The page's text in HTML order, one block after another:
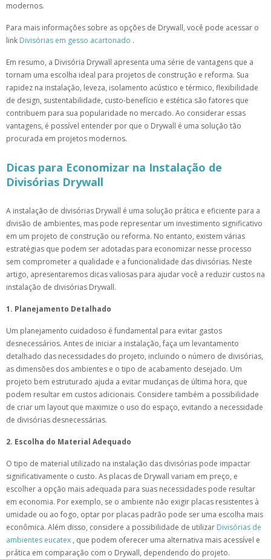
modernos.
Para mais informações sobre as opções de Drywall, você pode acessar o
link Divisórias em gesso acartonado .
Em resumo, a Divisória Drywall apresenta uma série de vantagens que a
tornam uma escolha ideal para projetos de construção e reforma. Sua
rapidez na instalação, leveza, isolamento acústico e térmico, flexibilidade
de design, sustentabilidade, custo-benefício e estética são fatores que
contribuem para sua popularidade no mercado. Ao considerar essas
vantagens, é possível entender por que o Drywall é uma solução tão
procurada em projetos modernos.
Dicas para Economizar na Instalação de
Divisórias Drywall
A instalação de divisórias Drywall é uma solução prática e eficiente para a
divisão de ambientes, mas pode representar um investimento significativo
em um projeto de construção ou reforma. No entanto, existem várias
estratégias que podem ser adotadas para economizar nesse processo
sem comprometer a qualidade e a funcionalidade das divisórias. Neste
artigo, apresentaremos dicas valiosas para ajudar você a reduzir custos na
instalação de divisórias Drywall.
1. Planejamento Detalhado
Um planejamento cuidadoso é fundamental para evitar gastos
desnecessários. Antes de iniciar a instalação, faça um levantamento
detalhado das necessidades do projeto, incluindo o número de divisórias,
as dimensões dos ambientes e o tipo de acabamento desejado. Um
projeto bem estruturado ajuda a evitar mudanças de última hora, que
podem resultar em custos adicionais. Considere também a possibilidade
de criar um layout que maximize o uso do espaço, evitando a necessidade
de divisórias desnecessárias.
2. Escolha do Material Adequado
O tipo de material utilizado na instalação das divisórias pode impactar
significativamente o custo. As placas de Drywall variam em preço, e
escolher a opção mais adequada para suas necessidades pode resultar
em economia. Por exemplo, se o ambiente não exigir placas resistentes à
umidade ou ao fogo, optar por placas padrão pode ser uma escolha mais
econômica. Além disso, considere a possibilidade de utilizar Divisórias de
ambientes eucatex, que podem oferecer uma alternativa mais acessível e
prática em comparação com o Drywall, dependendo do projeto.